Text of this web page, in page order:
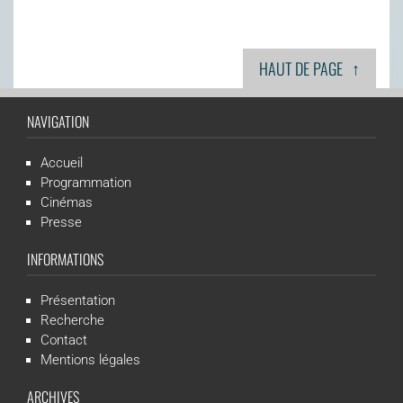
HAUT DE PAGE ↑
NAVIGATION
Accueil
Programmation
Cinémas
Presse
INFORMATIONS
Présentation
Recherche
Contact
Mentions légales
ARCHIVES